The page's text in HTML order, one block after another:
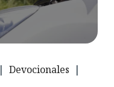
| Devocionales |